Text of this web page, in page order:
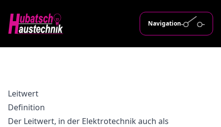
Navigation
Leitwert
Definition
Der Leitwert, in der Elektrotechnik auch als